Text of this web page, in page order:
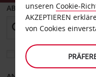
ABHOLEN VON
Eine andere
unseren Cookie-
AKZEPTIEREN
von Cookies